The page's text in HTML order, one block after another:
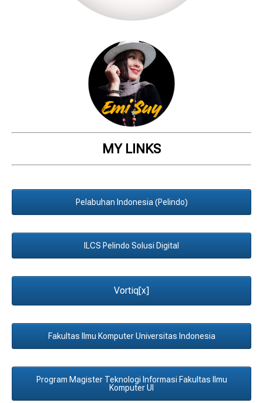
MY LINKS
Pelabuhan Indonesia (Pelindo)
ILCS Pelindo Solusi Digital
Vortiq[x]
Fakultas Ilmu Komputer Universitas Indonesia
Program Magister Teknologi Informasi Fakultas Ilmu
Komputer UI